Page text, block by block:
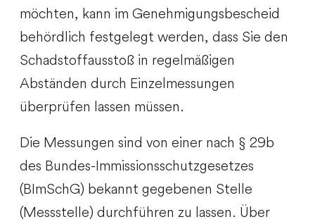
möchten, kann im Genehmigungsbescheid
behördlich festgelegt werden, dass Sie den
Schadstoffausstoß in regelmäßigen
Abständen durch Einzelmessungen
überprüfen lassen müssen.
Die Messungen sind von einer nach § 29b
des Bundes-Immissionsschutzgesetzes
(BImSchG) bekannt gegebenen Stelle
(Messstelle) durchführen zu lassen. Über